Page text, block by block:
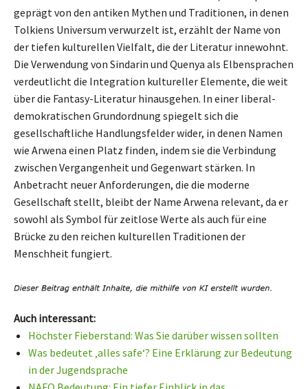
geprägt von den antiken Mythen und Traditionen, in denen
Tolkiens Universum verwurzelt ist, erzählt der Name von
der tiefen kulturellen Vielfalt, die der Literatur innewohnt.
Die Verwendung von Sindarin und Quenya als Elbensprachen
verdeutlicht die Integration kultureller Elemente, die weit
über die Fantasy-Literatur hinausgehen. In einer liberal-
demokratischen Grundordnung spiegelt sich die
gesellschaftliche Handlungsfelder wider, in denen Namen
wie Arwena einen Platz finden, indem sie die Verbindung
zwischen Vergangenheit und Gegenwart stärken. In
Anbetracht neuer Anforderungen, die die moderne
Gesellschaft stellt, bleibt der Name Arwena relevant, da er
sowohl als Symbol für zeitlose Werte als auch für eine
Brücke zu den reichen kulturellen Traditionen der
Menschheit fungiert.
Auch interessant:
Höchster Fieberstand: Was Sie darüber wissen sollten
Was bedeutet ‚alles safe‘? Eine Erklärung zur Bedeutung
in der Jugendsprache